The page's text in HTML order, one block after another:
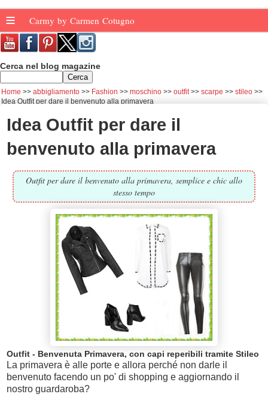
≡ Carmy by Carmen Cotugno
Cerca nel blog magazine
Home abbigliamento Fashion moschino outfit scarpe
stileo
Idea Outfit per dare il benvenuto alla primavera
Idea Outfit per dare il
benvenuto alla primavera
Outfit per dare il benvenuto alla primavera, semplice e chic allo
stesso tempo
Outfit - Benvenuta Primavera, con capi reperibili tramite Stileo
La primavera è alle porte e allora perché non darle il
benvenuto facendo un po' di shopping e aggiornando il
nostro guardaroba?